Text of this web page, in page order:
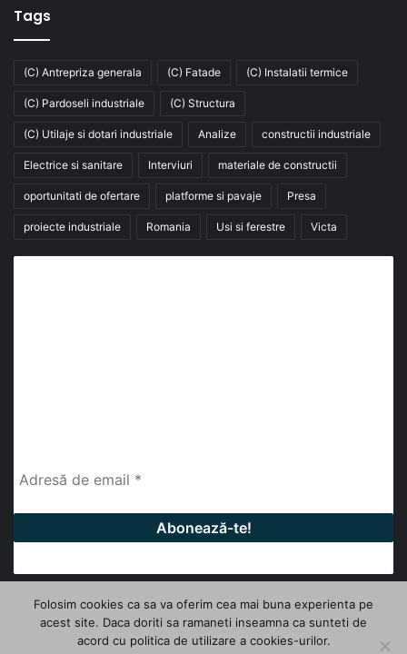
Tags
(C) Antrepriza generala (C) Fatade (C) Instalatii termice
(C) Pardoseli industriale (C) Structura
(C) Utilaje si dotari industriale Analize constructii industriale
Electrice si sanitare Interviuri materiale de constructii
oportunitati de ofertare platforme si pavaje Presa
proiecte industriale Romania Usi si ferestre Victa
© Copyright 2026, All Rights Reserved | InfoHale
Folosim cookies ca sa va oferim cea mai buna experienta pe
acest site. Daca doriti sa ramaneti inseamna ca sunteti de
acord cu politica de utilizare a cookies-urilor.